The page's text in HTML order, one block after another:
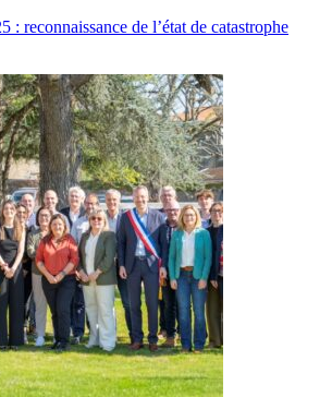
: reconnaissance de l’état de catastrophe